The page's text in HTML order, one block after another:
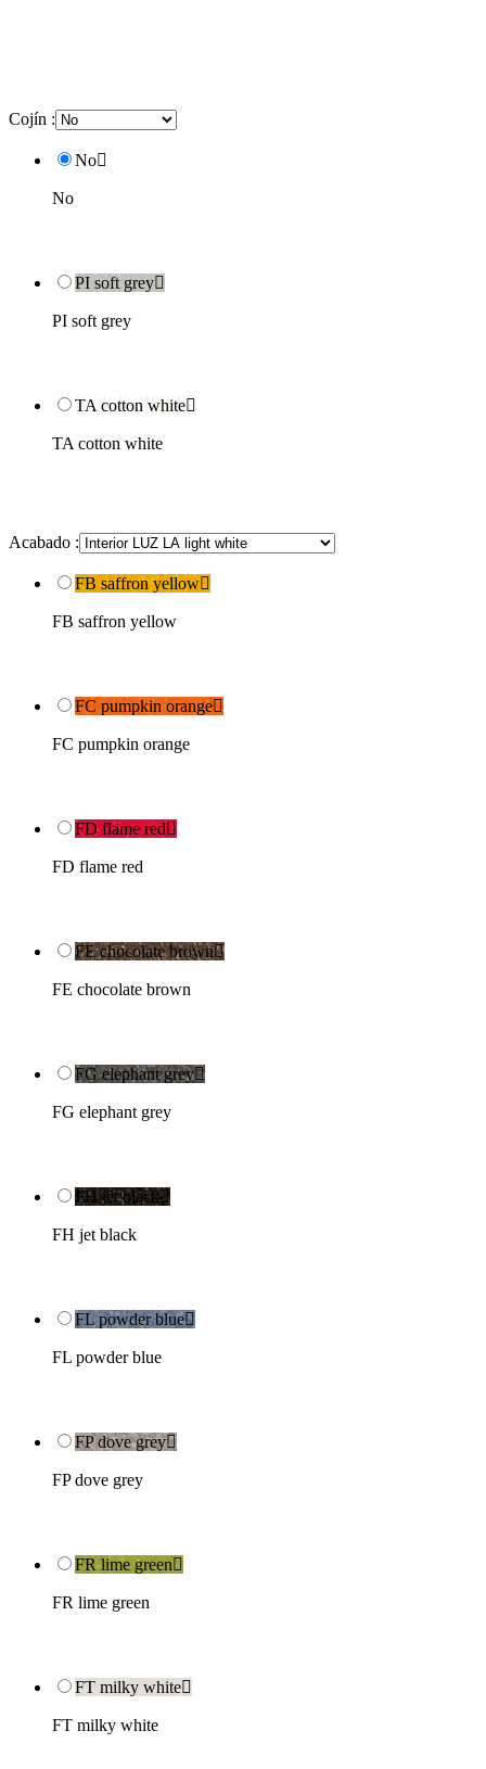
Cojín :
No
No
PI soft grey
PI soft grey
TA cotton white
TA cotton white
Acabado :
FB saffron yellow
FB saffron yellow
FC pumpkin orange
FC pumpkin orange
FD flame red
FD flame red
FE chocolate brown
FE chocolate brown
FG elephant grey
FG elephant grey
FH jet black
FH jet black
FL powder blue
FL powder blue
FP dove grey
FP dove grey
FR lime green
FR lime green
FT milky white
FT milky white